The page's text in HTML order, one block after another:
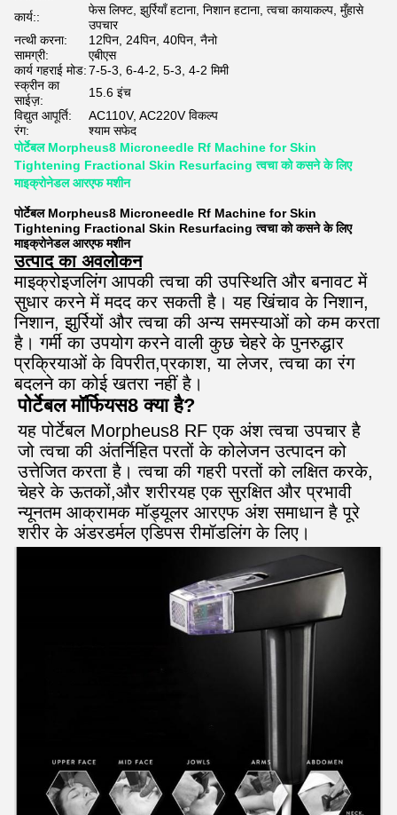
कार्य::
फेस लिफ्ट, झुर्रियाँ हटाना, निशान हटाना, त्वचा कायाकल्प, मुँहासे
उपचार
नत्थी करना:
12पिन, 24पिन, 40पिन, नैनो
सामग्री:
एबीएस
कार्य गहराई मोड:7-5-3, 6-4-2, 5-3, 4-2 मिमी
स्क्रीन का
साईज़:
15.6 इंच
विद्युत आपूर्ति:
AC110V, AC220V विकल्प
रंग:
श्याम सफेद
पोर्टेबल Morpheus8 Microneedle Rf Machine for Skin
Tightening Fractional Skin Resurfacing त्वचा को कसने के लिए
माइक्रोनेडल आरएफ मशीन
पोर्टेबल Morpheus8 Microneedle Rf Machine for Skin
Tightening Fractional Skin Resurfacing त्वचा को कसने के लिए
माइक्रोनेडल आरएफ मशीन
उत्पाद का अवलोकन
माइक्रोइजलिंग आपकी त्वचा की उपस्थिति और बनावट में
सुधार करने में मदद कर सकती है। यह खिंचाव के निशान,
निशान, झुर्रियों और त्वचा की अन्य समस्याओं को कम करता
है। गर्मी का उपयोग करने वाली कुछ चेहरे के पुनरुद्धार
प्रक्रियाओं के विपरीत,प्रकाश, या लेजर, त्वचा का रंग
बदलने का कोई खतरा नहीं है।
पोर्टेबल मॉर्फियस8 क्या है?
यह पोर्टेबल Morpheus8 RF एक अंश त्वचा उपचार है
जो त्वचा की अंतर्निहित परतों के कोलेजन उत्पादन को
उत्तेजित करता है। त्वचा की गहरी परतों को लक्षित करके,
चेहरे के ऊतकों,और शरीरयह एक सुरक्षित और प्रभावी
न्यूनतम आक्रामक मॉड्यूलर आरएफ अंश समाधान है पूरे
शरीर के अंडरडर्मल एडिपस रीमॉडलिंग के लिए।